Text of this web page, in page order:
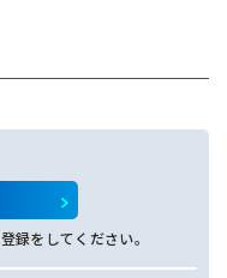
録をしてください。